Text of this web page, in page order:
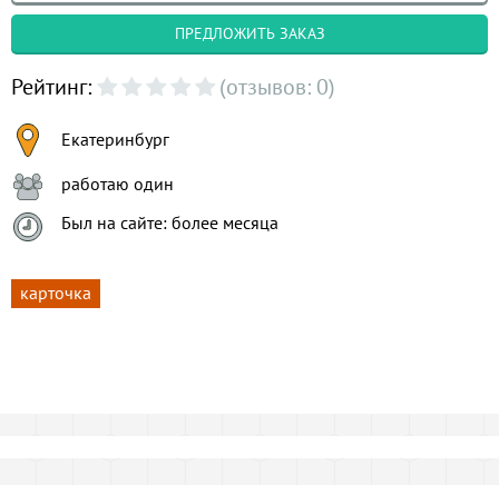
ПРЕДЛОЖИТЬ ЗАКАЗ
Рейтинг: (отзывов: 0)
Екатеринбург
работаю один
Был на сайте: более месяца
карточка